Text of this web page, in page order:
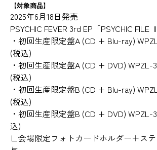
【対象商品】
2025年6月18日発売
PSYCHIC FEVER 3rd EP「PSYCHIC FILE
・初回生産限定盤A (CD + Blu-ray)
(税込)
・初回生産限定盤A (CD + DVD) WPZL-
(税込)
・初回生産限定盤B (CD + Blu-ray)
(税込)
・初回生産限定盤B (CD + DVD) WPZL-
込)
∟会場限定フォトカードホルダー＋ス